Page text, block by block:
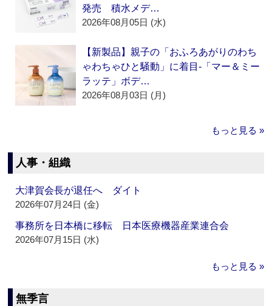
発売 積水メデ…
2026年08月05日 (水)
【新製品】親子の「おふろあがりのわち
ゃわちゃひと騒動」に着目‐「マー＆ミー
ラッテ」ボデ…
2026年08月03日 (月)
もっと見る »
人事・組織
大津賀会長が退任へ ダイト
2026年07月24日 (金)
事務所を日本橋に移転 日本医療機器産業連合会
2026年07月15日 (水)
もっと見る »
無季言